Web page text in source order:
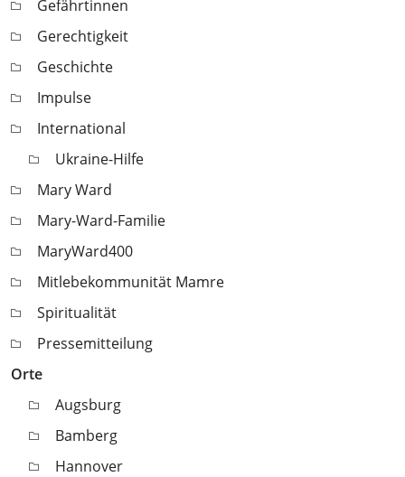
Gefährtinnen
Gerechtigkeit
Geschichte
Impulse
International
Ukraine-Hilfe
Mary Ward
Mary-Ward-Familie
MaryWard400
Mitlebekommunität Mamre
Spiritualität
Pressemitteilung
Orte
Augsburg
Bamberg
Hannover